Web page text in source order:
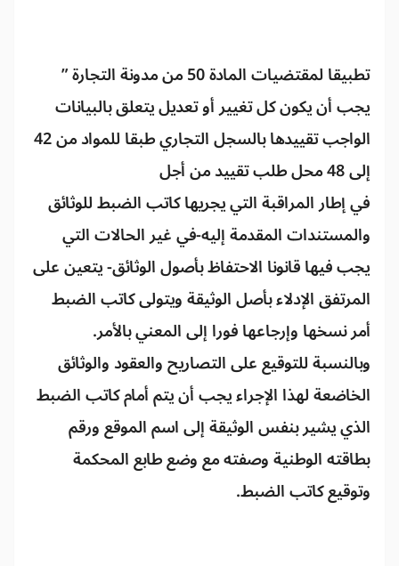
تطبيقا لمقتضيات المادة 50 من مدونة التجارة ”
يجب أن يكون كل تغيير أو تعديل يتعلق بالبيانات
الواجب تقييدها بالسجل التجاري طبقا للمواد من 42
إلى 48 محل طلب تقييد من أجل
في إطار المراقبة التي يجريها كاتب الضبط للوثائق
والمستندات المقدمة إليه-في غير الحالات التي
يجب فيها قانونا الاحتفاظ بأصول الوثائق- يتعين على
المرتفق الإدلاء بأصل الوثيقة ويتولى كاتب الضبط
أمر نسخها وإرجاعها فورا إلى المعني بالأمر.
وبالنسبة للتوقيع على التصاريح والعقود والوثائق
الخاضعة لهذا الإجراء يجب أن يتم أمام كاتب الضبط
الذي يشير بنفس الوثيقة إلى اسم الموقع ورقم
بطاقته الوطنية وصفته مع وضع طابع المحكمة
وتوقيع كاتب الضبط.